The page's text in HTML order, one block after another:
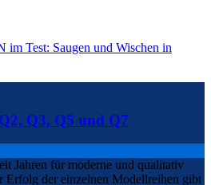
Test: Saugen und Wischen in
Q3, Q5 und Q7
Jahren für moderne und qualitativ
Erfolg der einzelnen Modellreihen gibt